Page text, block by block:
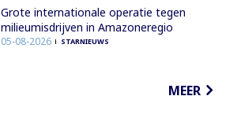
Grote internationale operatie tegen
milieumisdrijven in Amazoneregio
05-08-2026 STARNIEUWS
MEER